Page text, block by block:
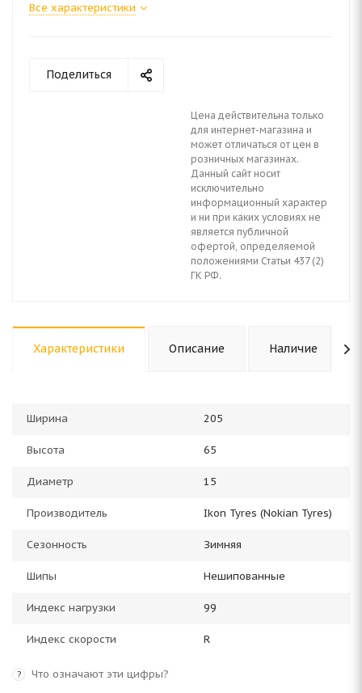
Все характеристики
Поделиться
Цена действительна только
для интернет-магазина и
может отличаться от цен в
розничных магазинах.
Данный сайт носит
исключительно
информационный характер
и ни при каких условиях не
является публичной
офертой, определяемой
положениями Статьи 437 (2)
ГК РФ.
Характеристики Описание Наличие
Ширина 205
Высота 65
Диаметр 15
Производитель Ikon Tyres (Nokian Tyres)
Сезонность Зимняя
Шипы Нешипованные
Индекс нагрузки 99
Индекс скорости R
? Что означают эти цифры?